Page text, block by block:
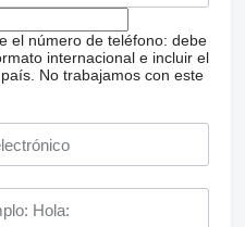
adicionales
el número de teléfono: debe
internacional e incluir el
No trabajamos con este